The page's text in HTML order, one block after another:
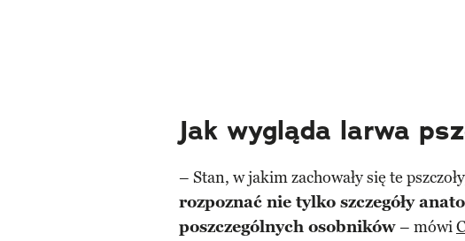
Jak wygląda larwa
– Stan, w jakim zachowały się te
rozpoznać nie tylko szczegóły
poszczególnych osobników– mówi